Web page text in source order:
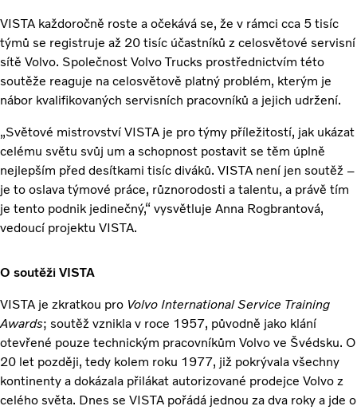
VISTA každoročně roste a očekává se, že v rámci cca 5 tisíc
týmů se registruje až 20 tisíc účastníků z celosvětové servisní
sítě Volvo. Společnost Volvo Trucks prostřednictvím této
soutěže reaguje na celosvětově platný problém, kterým je
nábor kvalifikovaných servisních pracovníků a jejich udržení.
„Světové mistrovství VISTA je pro týmy příležitostí, jak ukázat
celému světu svůj um a schopnost postavit se těm úplně
nejlepším před desítkami tisíc diváků. VISTA není jen soutěž –
je to oslava týmové práce, různorodosti a talentu, a právě tím
je tento podnik jedinečný,“ vysvětluje Anna Rogbrantová,
vedoucí projektu VISTA.
O soutěži VISTA
VISTA je zkratkou pro Volvo International Service Training
Awards; soutěž vznikla v roce 1957, původně jako klání
otevřené pouze technickým pracovníkům Volvo ve Švédsku. O
20 let později, tedy kolem roku 1977, již pokrývala všechny
kontinenty a dokázala přilákat autorizované prodejce Volvo z
celého světa. Dnes se VISTA pořádá jednou za dva roky a jde o